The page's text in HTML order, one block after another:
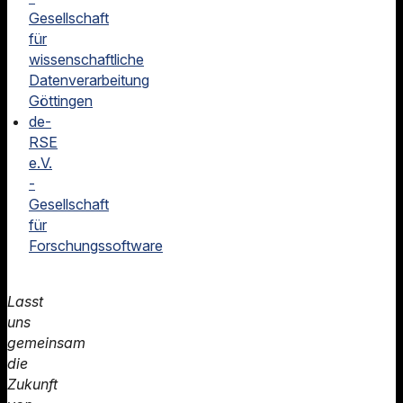
Gesellschaft
für
wissenschaftliche
Datenverarbeitung
Göttingen
de-
RSE
e.V.
-
Gesellschaft
für
Forschungssoftware
Lasst
uns
gemeinsam
die
Zukunft